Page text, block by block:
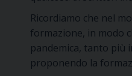
Ricordiamo che nel
formazione, in modo
pandemica, tanto più
proponendo la